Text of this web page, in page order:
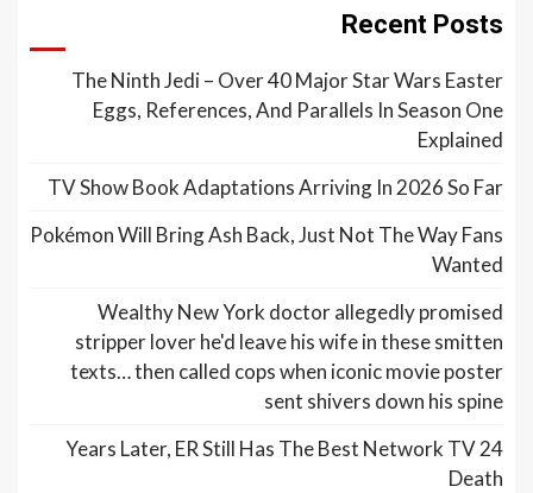
Recent Posts
The Ninth Jedi – Over 40 Major Star Wars Easter
Eggs, References, And Parallels In Season One
Explained
TV Show Book Adaptations Arriving In 2026 So Far
Pokémon Will Bring Ash Back, Just Not The Way Fans
Wanted
Wealthy New York doctor allegedly promised
stripper lover he'd leave his wife in these smitten
texts… then called cops when iconic movie poster
sent shivers down his spine
24 Years Later, ER Still Has The Best Network TV
Death